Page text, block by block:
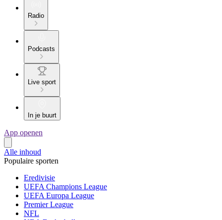
Radio
Podcasts
Live sport
In je buurt
App openen
Alle inhoud
Populaire sporten
Eredivisie
UEFA Champions League
UEFA Europa League
Premier League
NFL